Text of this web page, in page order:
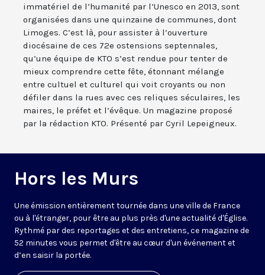
immatériel de l’humanité par l’Unesco en 2013, sont
organisées dans une quinzaine de communes, dont
Limoges. C’est là, pour assister à l’ouverture
diocésaine de ces 72e ostensions septennales,
qu’une équipe de KTO s’est rendue pour tenter de
mieux comprendre cette fête, étonnant mélange
entre cultuel et culturel qui voit croyants ou non
défiler dans la rues avec ces reliques séculaires, les
maires, le préfet et l’évêque. Un magazine proposé
par la rédaction KTO. Présenté par Cyril Lepeigneux.
Hors les Murs
Une émission entièrement tournée dans une ville de France
ou à l'étranger, pour être au plus près d'une actualité d'Église.
Rythmé par des reportages et des entretiens, ce magazine de
52 minutes vous permet d'être au cœur d'un événement et
d’en saisir la portée.